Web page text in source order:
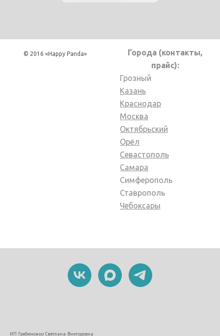
© 2016 «Happy Panda»
Города (контакты,
прайс):
Грозный
Казань
Краснодар
Москва
Октябрьский
Орёл
Севастополь
Самара
Симферополь
Ставрополь
Чебоксары
ИП Гребеножко Светлана Викторовна